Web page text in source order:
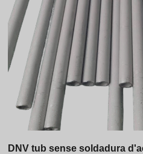
DNV tub sense soldadura